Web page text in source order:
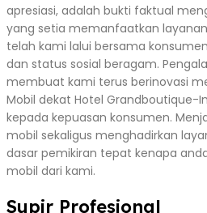
apresiasi, adalah bukti faktual
yang setia memanfaatkan
telah kami lalui bersama
dan status sosial beragam.
membuat kami terus berinovasi
Mobil dekat Hotel Grandboutique-
kepada kepuasan konsumen.
mobil sekaligus menghadirkan
dasar pemikiran tepat kenapa
mobil dari kami.
Supir Profesional